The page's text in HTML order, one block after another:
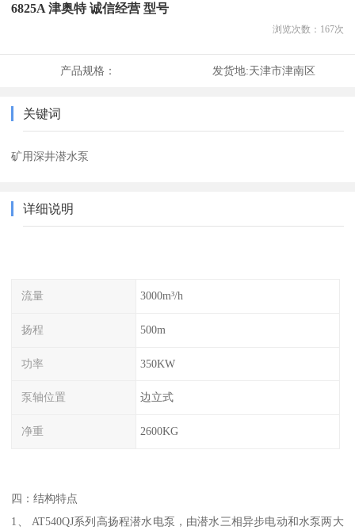
6825A 津奥特 诚信经营 型号
浏览次数： 167次
产品规格： 发货地:天津市津南区
关键词
矿用深井潜水泵
详细说明
流量 3000m³/h
扬程 500m
功率 350KW
泵轴位置 边立式
净重 2600KG
四：结构特点
1、 AT540QJ系列高扬程潜水电泵，由潜水三相异步电动和水泵两大